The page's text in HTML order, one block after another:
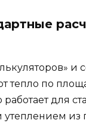
и
тепло по
работает для
из